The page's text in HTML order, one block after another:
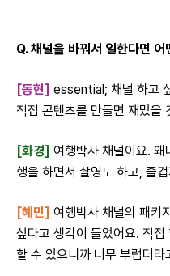
Q. 채널을 바꿔서 일한다면
[동현] essential; 채널 하고
직접 콘텐츠를 만들면 재밌을
[화경] 여행박사 채널이요. 왜
행을 하면서 촬영도 하고, 즐
[혜민] 여행박사 채널의 패키
싶다고 생각이 들었어요. 직
할 수 있으니까 너무 부럽더라